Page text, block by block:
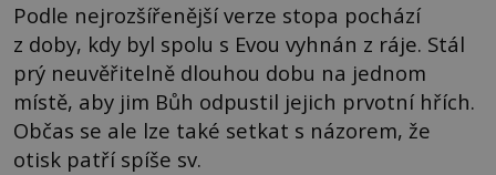
Podle nejrozšířenější verze stopa pochází
z doby, kdy byl spolu s Evou vyhnán z ráje. Stál
prý neuvěřitelně dlouhou dobu na jednom
místě, aby jim Bůh odpustil jejich prvotní hřích.
Občas se ale lze také setkat s názorem, že
otisk patří spíše sv.